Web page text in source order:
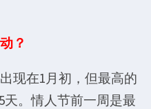
？
现在1月初，但最高的
天。情人节前一周是最